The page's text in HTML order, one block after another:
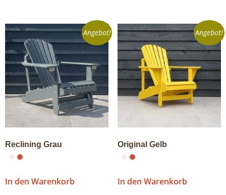
Angebot!
Reclining Grau
In den Warenkorb
Angebot!
Original Gelb
In den Warenkorb